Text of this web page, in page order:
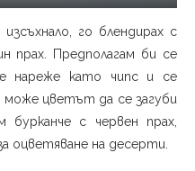
го блендирах с
прах. Предполагам би се
нареже като чипс и се
цветът да се загуби
с червен прах,
оцветяване на десерти.